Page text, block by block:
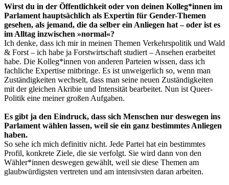
Wirst du in der Öffentlichkeit oder von deinen Kolleg*innen im
Parlament hauptsächlich als Expertin für Gender-Themen
gesehen, als jemand, die da selber ein Anliegen hat – oder ist es
im Alltag inzwischen »normal«?
Ich denke, dass ich mir in meinen Themen Verkehrspolitik und Wald
& Forst – ich habe ja Forstwirtschaft studiert – Ansehen erarbeitet
habe. Die Kolleg*innen von anderen Parteien wissen, dass ich
fachliche Expertise mitbringe. Es ist unweigerlich so, wenn man
Zuständigkeiten wechselt, dass man seine neuen Zuständigkeiten
mit der gleichen Akribie und Intensität bearbeitet. Nun ist Queer-
Politik eine meiner großen Aufgaben.
Es gibt ja den Eindruck, dass sich Menschen nur deswegen ins
Parlament wählen lassen, weil sie ein ganz bestimmtes Anliegen
haben.
So sehe ich mich definitiv nicht. Jede Partei hat ein bestimmtes
Profil, konkrete Ziele, die sie verfolgt. Sie wird dann von den
Wähler*innen deswegen gewählt, weil sie diese Themen am
glaubwürdigsten vertreten und am intensivsten daran arbeiten.